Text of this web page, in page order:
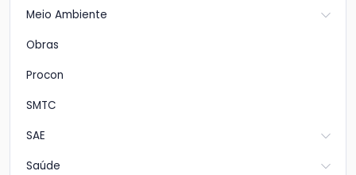
Meio Ambiente
Obras
Procon
SMTC
SAE
Saúde